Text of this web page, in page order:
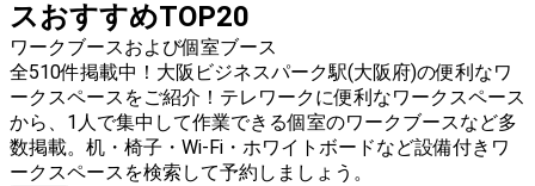
スおすすめTOP20
ワークブースおよび個室ブース
全510件掲載中！大阪ビジネスパーク駅(大阪府)の便利なワ
ークスペースをご紹介！テレワークに便利なワークスペース
から、1人で集中して作業できる個室のワークブースなど多
数掲載。机・椅子・Wi-Fi・ホワイトボードなど設備付きワ
ークスペースを検索して予約しましょう。